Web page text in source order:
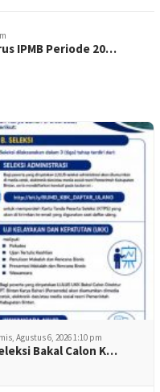
IPMB Periode 20…
Agustus 6, 2026 1:10 pm
Bakal Calon K…